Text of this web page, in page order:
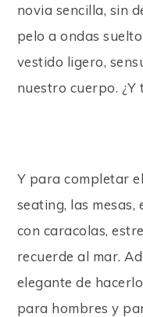
novia sencilla, sin
pelo a ondas
vestido ligero,
nuestro cuerpo. ¿Y
Y para completar
seating, las
con caracolas,
recuerde al mar.
elegante de
para hombres y